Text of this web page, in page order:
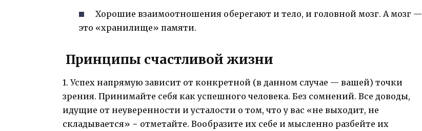
Хорошие взаимоотношения оберегают и тело, и головной мозг. А мозг —
это «хранилище» памяти.
Принципы счастливой жизни
1. Успех напрямую зависит от конкретной (в данном случае — вашей) точки
зрения. Принимайте себя как успешного человека. Без сомнений. Все доводы,
идущие от неуверенности и усталости о том, что у вас «не выходит, не
складывается» − отметайте. Вообразите их себе и мысленно разбейте их